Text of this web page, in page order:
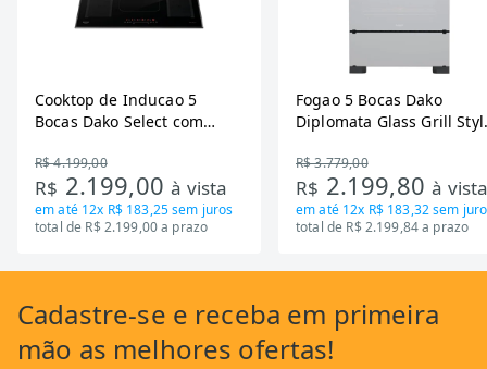
Cooktop de Inducao 5
Bocas Dako Select com
R$ 4.199,00
R$ 2.199,00à vista
em até 12x R$ 183,25sem juros
total de R$ 2.199,00 a prazo
Fogao 5 Bocas Dako
Diplomata Glass Grill
R$ 3.779,00
R$ 2.199,80à
em até 12x R$ 183,32sem
total de R$ 2.199,84 a prazo
Cadastre-se e receba em primeira
mão as melhores ofertas!